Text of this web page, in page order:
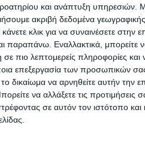
και ανάπτυξη υπηρεσιών.
ακριβή δεδομένα
κλικ για να συναινέσετε στην
Εναλλακτικά, μπορείτε να
πιο λεπτομερείς πληροφορίες και
επεξεργασία των προσωπικών
δικαίωμα να αρνηθείτε αυτήν την
να αλλάξετε τις προτιμήσεις
σε αυτόν τον ιστότοπο και